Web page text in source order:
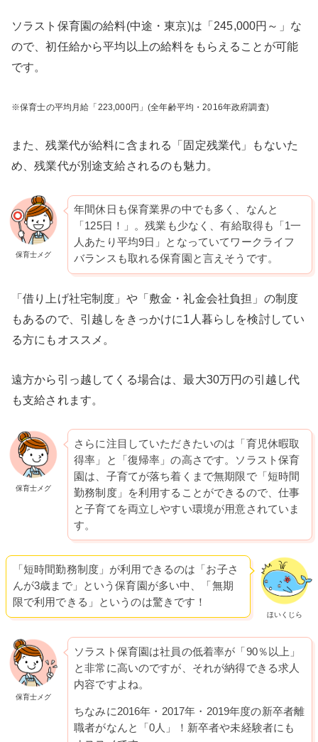
ソラスト保育園の給料(中途・東京)は「245,000円～」な
ので、初任給から平均以上の給料をもらえることが可能
です。
※保育士の平均月給「223,000円」(全年齢平均・2016年政府調査)
また、残業代が給料に含まれる「固定残業代」もないた
め、残業代が別途支給されるのも魅力。
保育士メグ
年間休日も保育業界の中でも多く、なんと
「125日！」。残業も少なく、有給取得も「1一
人あたり平均9日」となっていてワークライフ
バランスも取れる保育園と言えそうです。
「借り上げ社宅制度」や「敷金・礼金会社負担」の制度
もあるので、引越しをきっかけに1人暮らしを検討してい
る方にもオススメ。
遠方から引っ越してくる場合は、最大30万円の引越し代
も支給されます。
保育士メグ
さらに注目していただきたいのは「育児休暇取
得率」と「復帰率」の高さです。ソラスト保育
園は、子育てが落ち着くまで無期限で「短時間
勤務制度」を利用することができるので、仕事
と子育てを両立しやすい環境が用意されていま
す。
ほいくじら
「短時間勤務制度」が利用できるのは「お子さ
んが3歳まで」という保育園が多い中、「無期
限で利用できる」というのは驚きです！
保育士メグ
ソラスト保育園は社員の低着率が「90％以上」
と非常に高いのですが、それが納得できる求人
内容ですよね。
ちなみに2016年・2017年・2019年度の新卒者離
職者がなんと「0人」！新卒者や未経験者にも